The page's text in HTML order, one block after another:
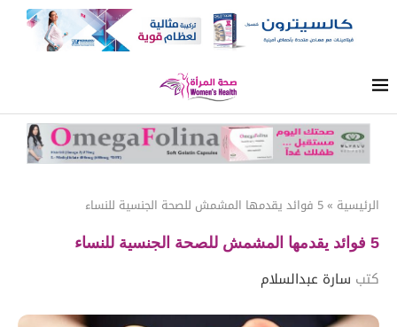
الرئيسية »5 فوائد يقدمها المشمش للصحة الجنسية للنساء
5 فوائد يقدمها المشمش للصحة الجنسية للنساء
كتب سارة عبدالسلام